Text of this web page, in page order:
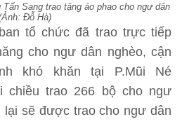
Sang trao tặng áo phao cho ngư dân
Đỗ Hà)
tổ chức đã trao trực tiếp
cho ngư dân nghèo, cận
khó khăn tại P.Mũi Né
chiều trao 266 bộ cho ngư
lại sẽ được trao cho ngư dân